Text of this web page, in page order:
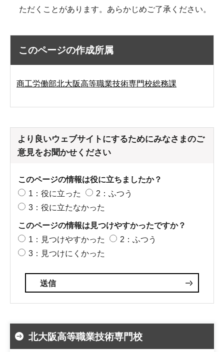
ただくことがあります。あらかじめご了承ください。
このページの作成所属
商工労働部北大阪高等職業技術専門校総務課
より良いウェブサイトにするためにみなさまのご
意見をお聞かせください
このページの情報は役に立ちましたか？
1：役に立った
2：ふつう
3：役に立たなかった
このページの情報は見つけやすかったですか？
1：見つけやすかった
2：ふつう
3：見つけにくかった
北大阪高等職業技術専門校